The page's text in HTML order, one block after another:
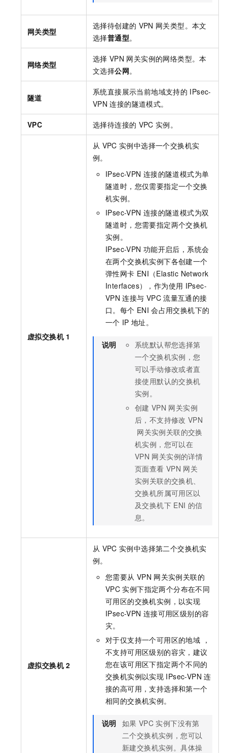
网关类型
选择待创建的 VPN 网关类型。本文
选择普通型。
网络类型
选择 VPN 网关实例的网络类型。本
文选择公网。
隧道
系统直接展示当前地域支持的 IPsec-
VPN 连接的隧道模式。
VPC 选择待连接的 VPC 实例。
虚拟交换机 1
从 VPC 实例中选择一个交换机实
例。
IPsec-VPN 连接的隧道模式为单
隧道时，您仅需要指定一个交换
机实例。
IPsec-VPN 连接的隧道模式为双
隧道时，您需要指定两个交换机
实例。
IPsec-VPN 功能开启后，系统会
在两个交换机实例下各创建一个
弹性网卡 ENI（Elastic Network
Interfaces），作为使用 IPsec-
VPN 连接与 VPC 流量互通的接
口。每个 ENI 会占用交换机下的
一个 IP 地址。
说明
系统默认帮您选择第
一个交换机实例，您
可以手动修改或者直
接使用默认的交换机
实例。
创建 VPN 网关实例
后，不支持修改 VPN
网关实例关联的交换
机实例，您可以在
VPN 网关实例的详情
页面查看 VPN 网关
实例关联的交换机、
交换机所属可用区以
及交换机下 ENI 的信
息。
虚拟交换机 2
从 VPC 实例中选择第二个交换机实
例。
您需要从 VPN 网关实例关联的
VPC 实例下指定两个分布在不同
可用区的交换机实例，以实现
IPsec-VPN 连接可用区级别的容
灾。
对于仅支持一个可用区的地域 ，
不支持可用区级别的容灾，建议
您在该可用区下指定两个不同的
交换机实例以实现 IPsec-VPN 连
接的高可用，支持选择和第一个
相同的交换机实例。
说明 如果 VPC 实例下没有第
二个交换机实例，您可以
新建交换机实例。具体操